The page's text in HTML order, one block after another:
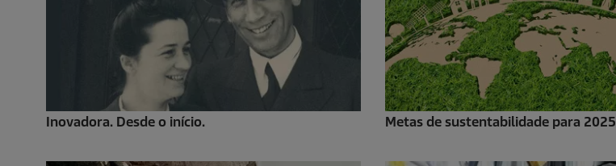
Inovadora. Desde o início. Metas de sustentabilidade para 2025